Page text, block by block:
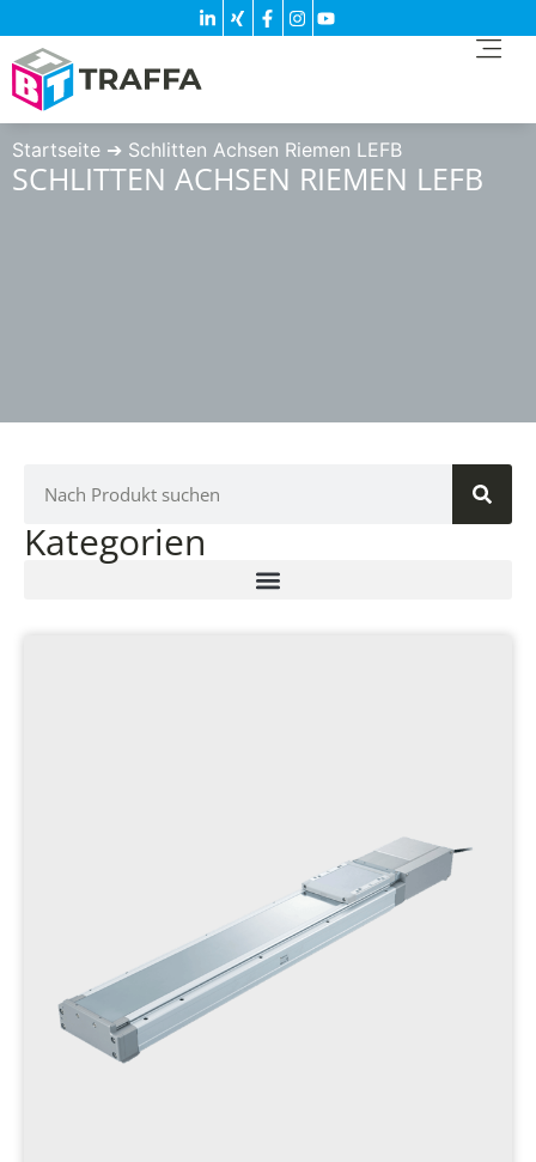
Startseite ➔ Schlitten Achsen Riemen LEFB
SCHLITTEN ACHSEN RIEMEN LEFB
Kategorien